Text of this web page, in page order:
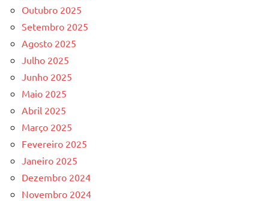
Outubro 2025
Setembro 2025
Agosto 2025
Julho 2025
Junho 2025
Maio 2025
Abril 2025
Março 2025
Fevereiro 2025
Janeiro 2025
Dezembro 2024
Novembro 2024